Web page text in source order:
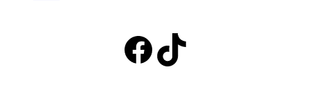
Facebook
TikTok